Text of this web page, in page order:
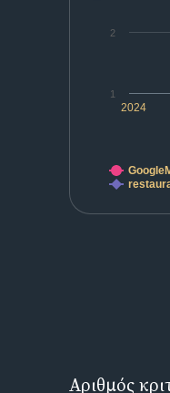
2024
1
2
Αριθμός